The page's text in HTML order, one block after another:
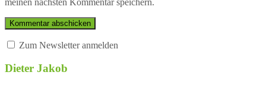
meinen nächsten Kommentar speichern.
Zum Newsletter anmelden
Dieter Jakob